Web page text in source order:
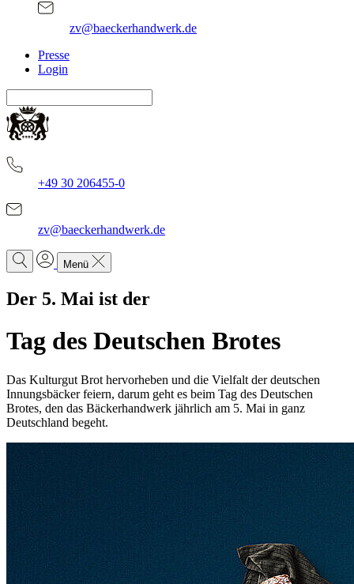
zv@baeckerhandwerk.de
Presse
Login
+49 30 206455-0
zv@baeckerhandwerk.de
Menü
Der 5. Mai ist der
Tag des Deutschen Brotes
Das Kulturgut Brot hervorheben und die Vielfalt der deutschen
Innungsbäcker feiern, darum geht es beim Tag des Deutschen
Brotes, den das Bäckerhandwerk jährlich am 5. Mai in ganz
Deutschland begeht.